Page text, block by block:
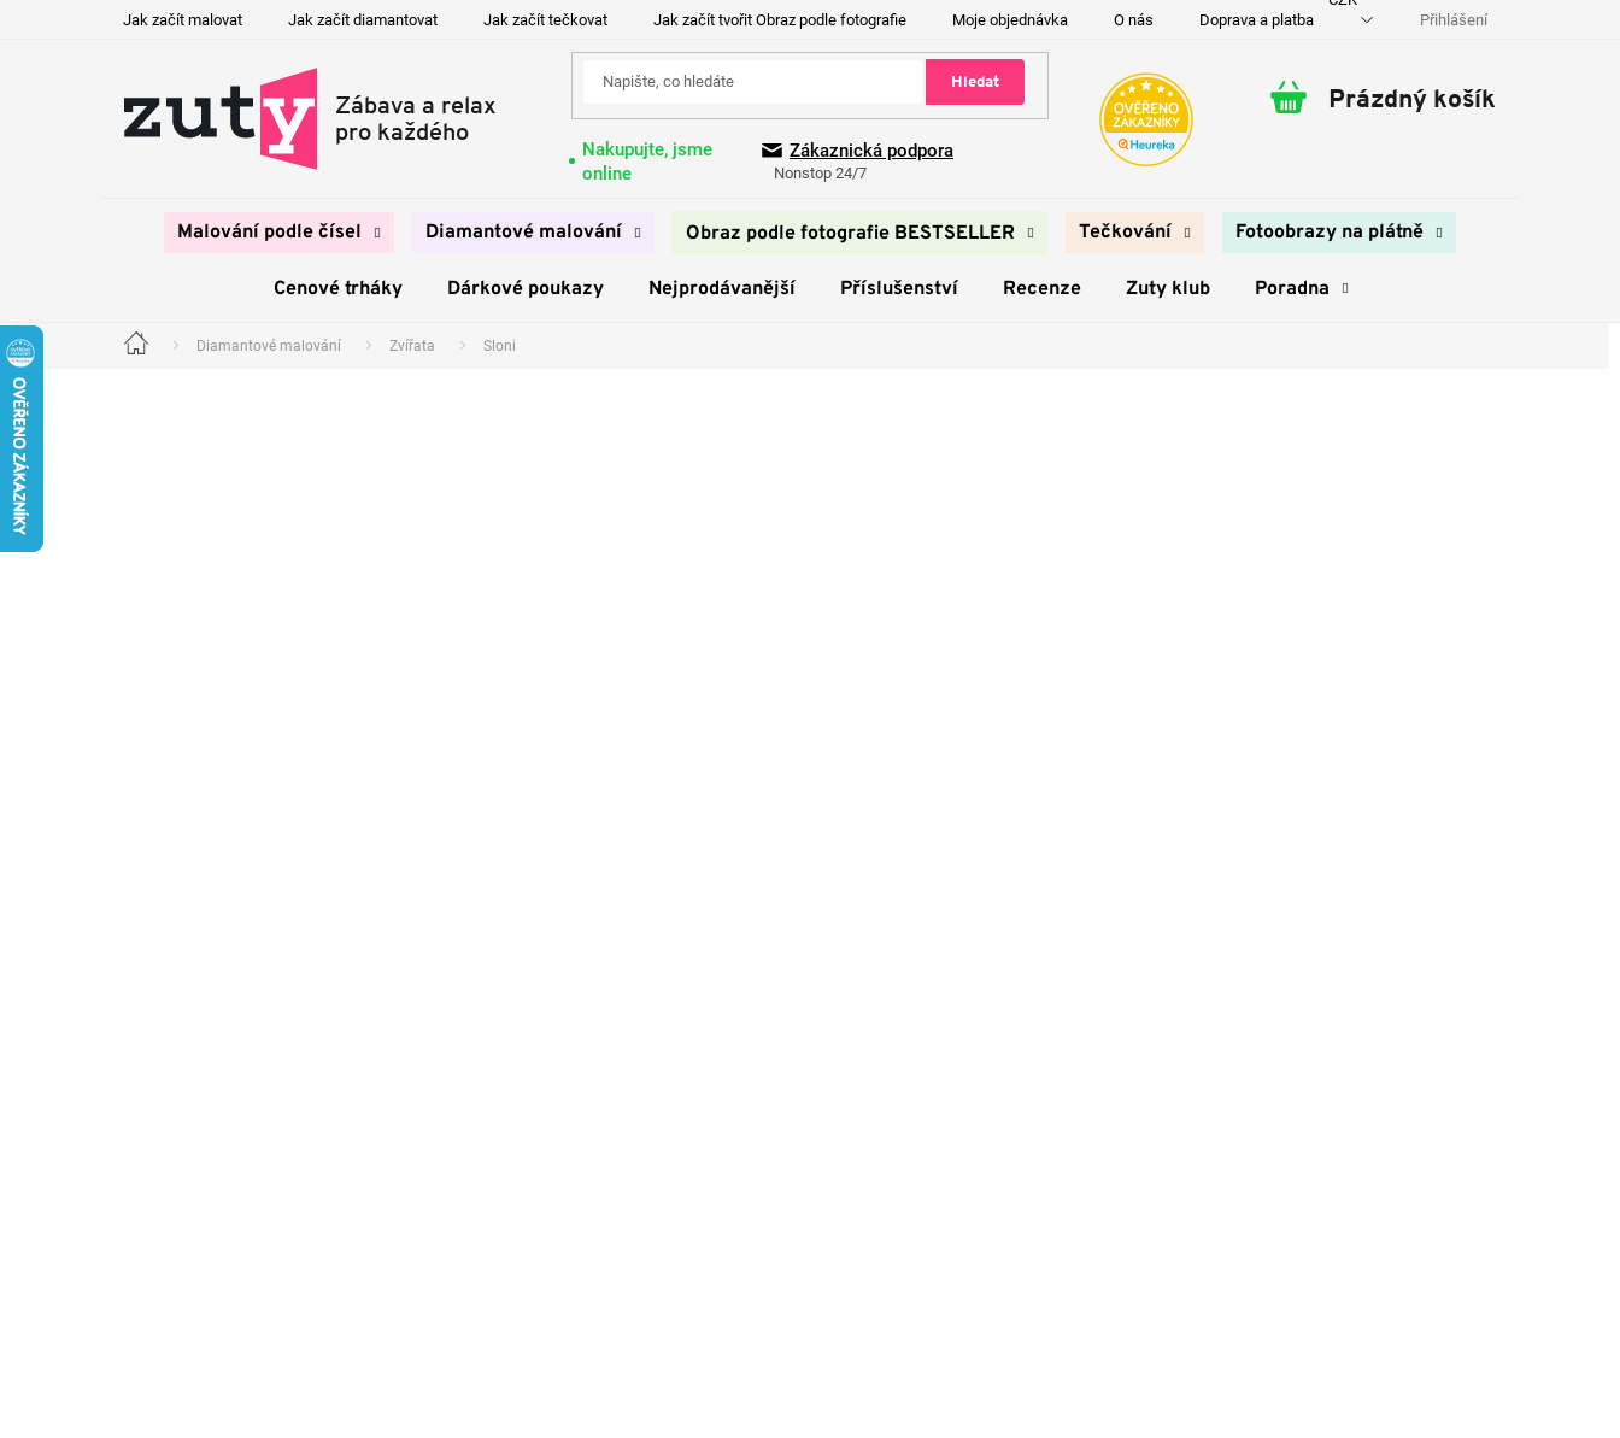
Jak začít malovat Jak začít diamantovat Jak začít tečkovat Jak začít tvořit Obraz podle fotografie Moje objednávka O nás Doprava a platba Kontakty Přihlášení
Hledat
Nakupujte, jsme
online
Zákaznická podpora
Nonstop 24/7
Nákupní
Prázdný košík
Malování podle čísel Diamantové malování Obraz podle fotografie BESTSELLER Tečkování Fotoobrazy na plátně
Cenové trháky Dárkové poukazy Nejprodávanější Příslušenství Recenze Zuty klub Poradna
Domů Diamantové malování Zvířata Sloni